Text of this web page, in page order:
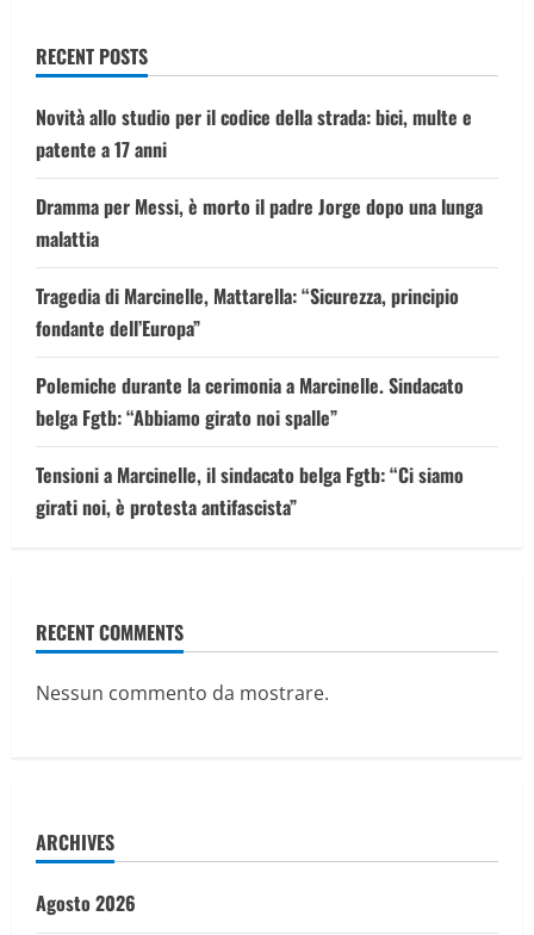
RECENT POSTS
Novità allo studio per il codice della strada: bici, multe e
patente a 17 anni
Dramma per Messi, è morto il padre Jorge dopo una lunga
malattia
Tragedia di Marcinelle, Mattarella: “Sicurezza, principio
fondante dell’Europa”
Polemiche durante la cerimonia a Marcinelle. Sindacato
belga Fgtb: “Abbiamo girato noi spalle”
Tensioni a Marcinelle, il sindacato belga Fgtb: “Ci siamo
girati noi, è protesta antifascista”
RECENT COMMENTS
Nessun commento da mostrare.
ARCHIVES
Agosto 2026